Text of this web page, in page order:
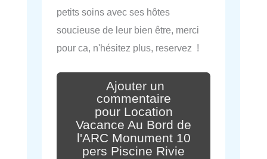
petits soins avec ses hôtes
soucieuse de leur bien être, merci
pour ca, n'hésitez plus, reservez !
Ajouter un
commentaire
pour Location
Vacance Au Bord de
l'ARC Monument 10
pers Piscine Rivie